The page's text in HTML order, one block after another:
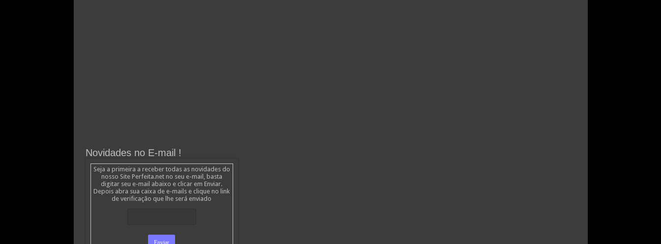
Novidades no E-mail !
Seja a primeira a receber todas as novidades do
nosso Site Perfeita.net no seu e-mail, basta
digitar seu e-mail abaixo e clicar em Enviar.
Depois abra sua caixa de e-mails e clique no link
de verificação que lhe será enviado